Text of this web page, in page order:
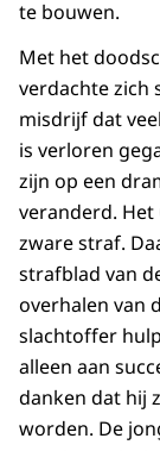
te bouwen.
Met het
verdachte zich
misdrijf dat
is verloren
zijn op een
veranderd.
zware straf.
strafblad van
overhalen van
slachtoffer
alleen aan
danken dat hij
worden. De